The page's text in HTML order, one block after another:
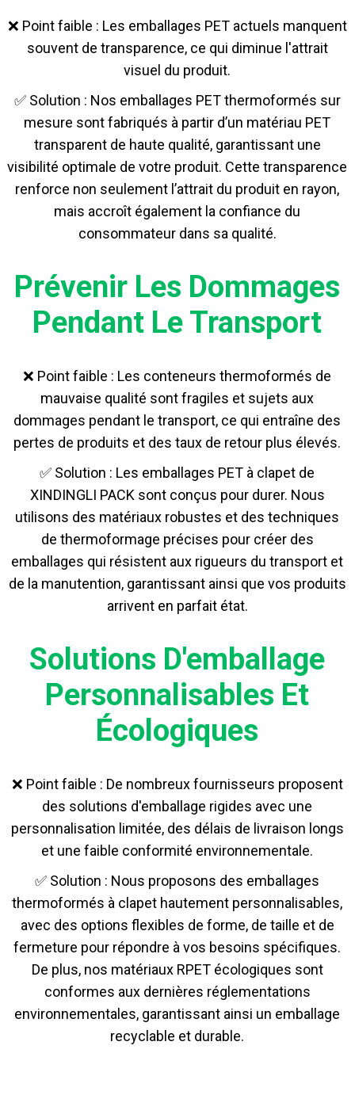
❌ Point faible : Les emballages PET actuels manquent
souvent de transparence, ce qui diminue l'attrait
visuel du produit.
✅ Solution : Nos emballages PET thermoformés sur
mesure sont fabriqués à partir d’un matériau PET
transparent de haute qualité, garantissant une
visibilité optimale de votre produit. Cette transparence
renforce non seulement l’attrait du produit en rayon,
mais accroît également la confiance du
consommateur dans sa qualité.
Prévenir Les Dommages
Pendant Le Transport
❌ Point faible : Les conteneurs thermoformés de
mauvaise qualité sont fragiles et sujets aux
dommages pendant le transport, ce qui entraîne des
pertes de produits et des taux de retour plus élevés.
✅ Solution : Les emballages PET à clapet de
XINDINGLI PACK sont conçus pour durer. Nous
utilisons des matériaux robustes et des techniques
de thermoformage précises pour créer des
emballages qui résistent aux rigueurs du transport et
de la manutention, garantissant ainsi que vos produits
arrivent en parfait état.
Solutions D'emballage
Personnalisables Et
Écologiques
❌ Point faible : De nombreux fournisseurs proposent
des solutions d'emballage rigides avec une
personnalisation limitée, des délais de livraison longs
et une faible conformité environnementale.
✅ Solution : Nous proposons des emballages
thermoformés à clapet hautement personnalisables,
avec des options flexibles de forme, de taille et de
fermeture pour répondre à vos besoins spécifiques.
De plus, nos matériaux RPET écologiques sont
conformes aux dernières réglementations
environnementales, garantissant ainsi un emballage
recyclable et durable.